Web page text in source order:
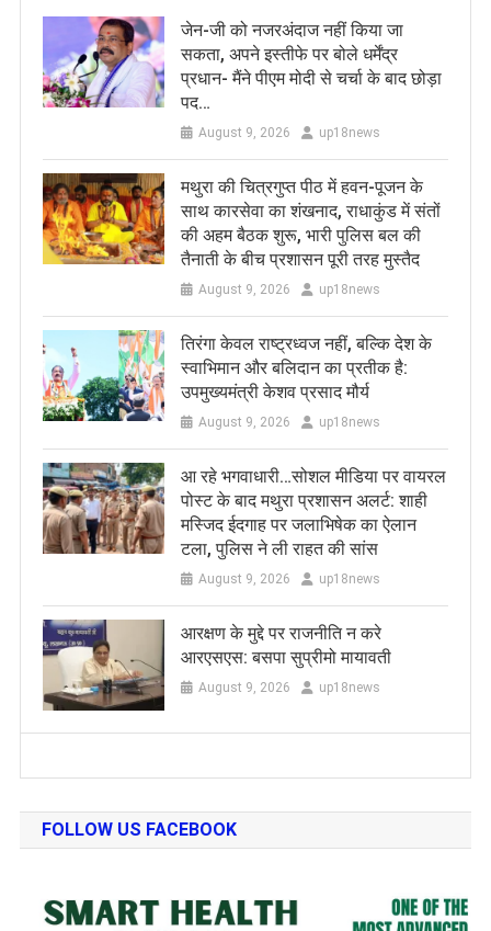
जेन-जी को नजरअंदाज नहीं किया जा
सकता, अपने इस्तीफे पर बोले धर्मेंद्र
प्रधान- मैंने पीएम मोदी से चर्चा के बाद छोड़ा
पद…
August 9, 2026 up18news
मथुरा की चित्रगुप्त पीठ में हवन-पूजन के
साथ कारसेवा का शंखनाद, राधाकुंड में संतों
की अहम बैठक शुरू, भारी पुलिस बल की
तैनाती के बीच प्रशासन पूरी तरह मुस्तैद
August 9, 2026 up18news
तिरंगा केवल राष्ट्रध्वज नहीं, बल्कि देश के
स्वाभिमान और बलिदान का प्रतीक है:
उपमुख्यमंत्री केशव प्रसाद मौर्य
August 9, 2026 up18news
आ रहे भगवाधारी…सोशल मीडिया पर वायरल
पोस्ट के बाद मथुरा प्रशासन अलर्ट: शाही
मस्जिद ईदगाह पर जलाभिषेक का ऐलान
टला, पुलिस ने ली राहत की सांस
August 9, 2026 up18news
आरक्षण के मुद्दे पर राजनीति न करे
आरएसएस: बसपा सुप्रीमो मायावती
August 9, 2026 up18news
FOLLOW US FACEBOOK